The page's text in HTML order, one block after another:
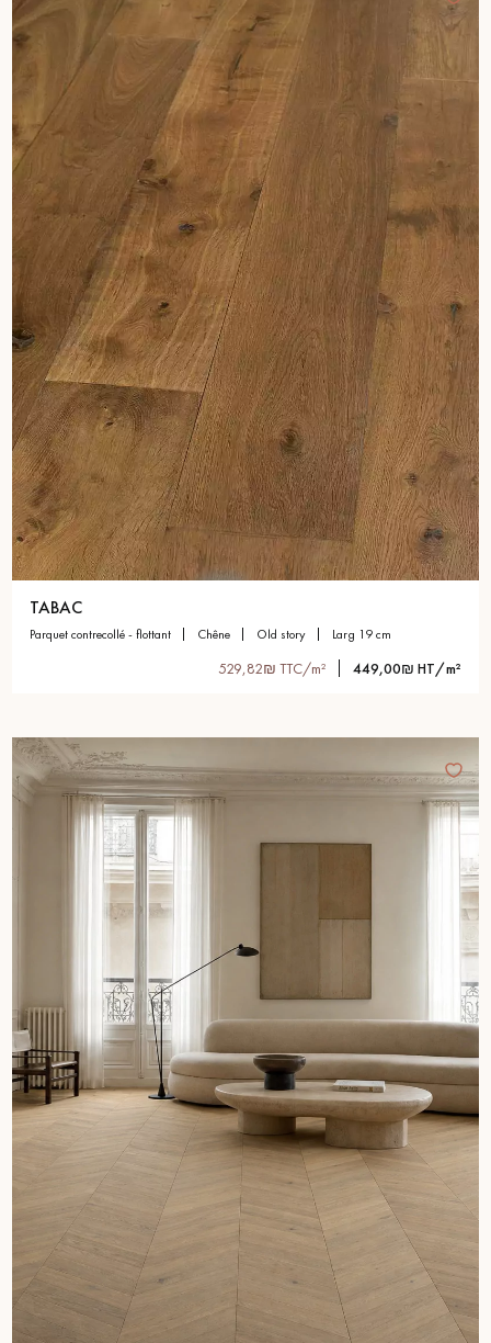
TABAC
parquet contrecollé - flottant chêne old story larg 19 cm
529,82₪ TTC/m² 449,00₪ HT/m²